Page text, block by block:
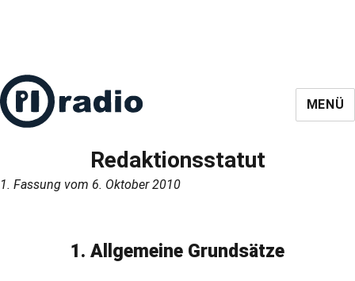
MENÜ
Redaktionsstatut
1. Fassung vom 6. Oktober 2010
1. Allgemeine Grundsätze